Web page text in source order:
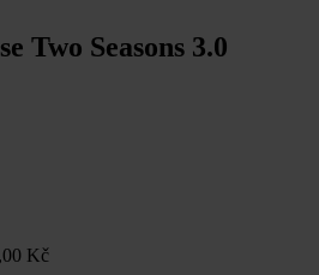
Two Seasons 3.0
Kč